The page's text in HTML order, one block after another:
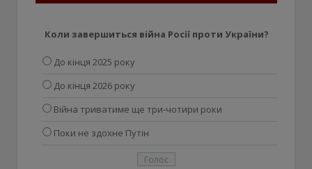
Коли завершиться війна Росії проти України?
До кінця 2025 року
До кінця 2026 року
Війна триватиме ще три-чотири роки
Поки не здохне Путін